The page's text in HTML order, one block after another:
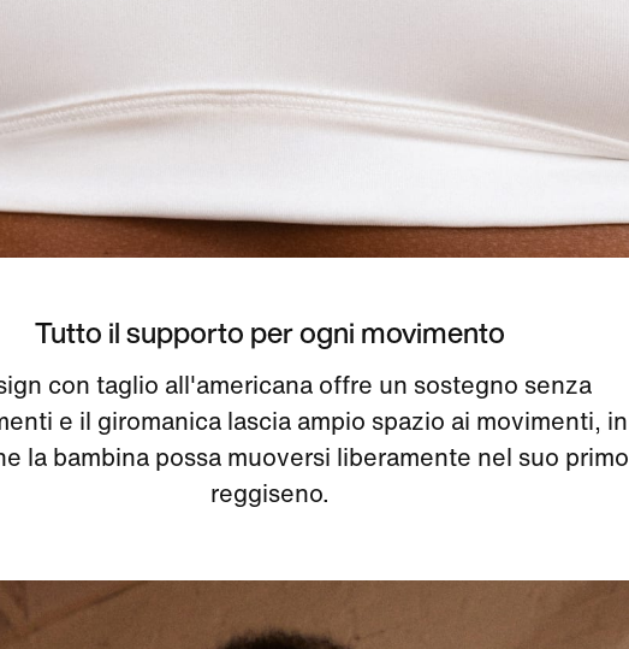
Tutto il supporto per ogni movimento
con taglio all'americana offre un sostegno senza
e il giromanica lascia ampio spazio ai movimenti, in
la bambina possa muoversi liberamente nel suo primo
reggiseno.